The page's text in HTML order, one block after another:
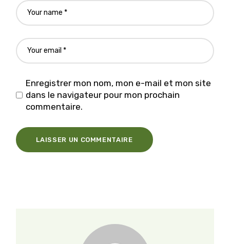
Enregistrer mon nom, mon e-mail et mon site
dans le navigateur pour mon prochain
commentaire.
LAISSER UN COMMENTAIRE